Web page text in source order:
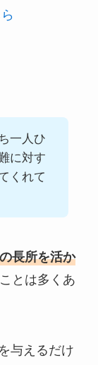
一人ひ
に対す
くれて
長所を活か
とは多くあ
与えるだけ